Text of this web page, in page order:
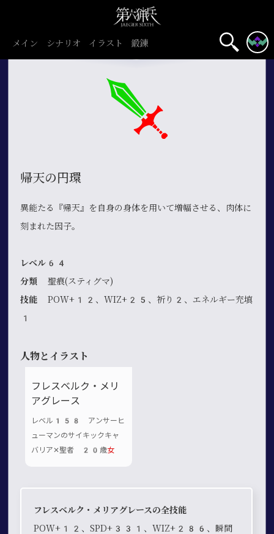
メイン シナリオ イラスト 鍛錬
帰天の円環
異能たる『帰天』を自身の身体を用いて増幅させる、肉体に
刻まれた因子。
レベル64
分類 聖痕(スティグマ)
技能 POW+12、WIZ+25、祈り2、エネルギー充填
1
人物とイラスト
フレスベルク・メリ
アグレース
レベル158 アンサーヒ
ューマンのサイキックキャ
バリア✕聖者 20歳女
フレスベルク・メリアグレースの全技能
POW+12、SPD+331、WIZ+286、瞬間